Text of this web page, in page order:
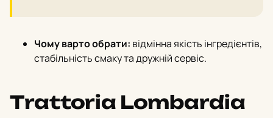
Чому варто обрати: відмінна якість інгредієнтів,
стабільність смаку та дружній сервіс.
Trattoria Lombardia